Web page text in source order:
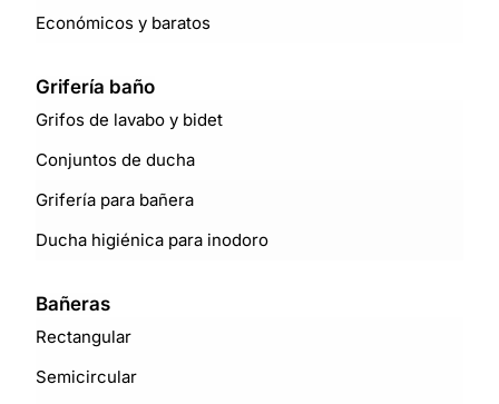
Económicos y baratos
Grifería baño
Grifos de lavabo y bidet
Conjuntos de ducha
Grifería para bañera
Ducha higiénica para inodoro
Bañeras
Rectangular
Semicircular